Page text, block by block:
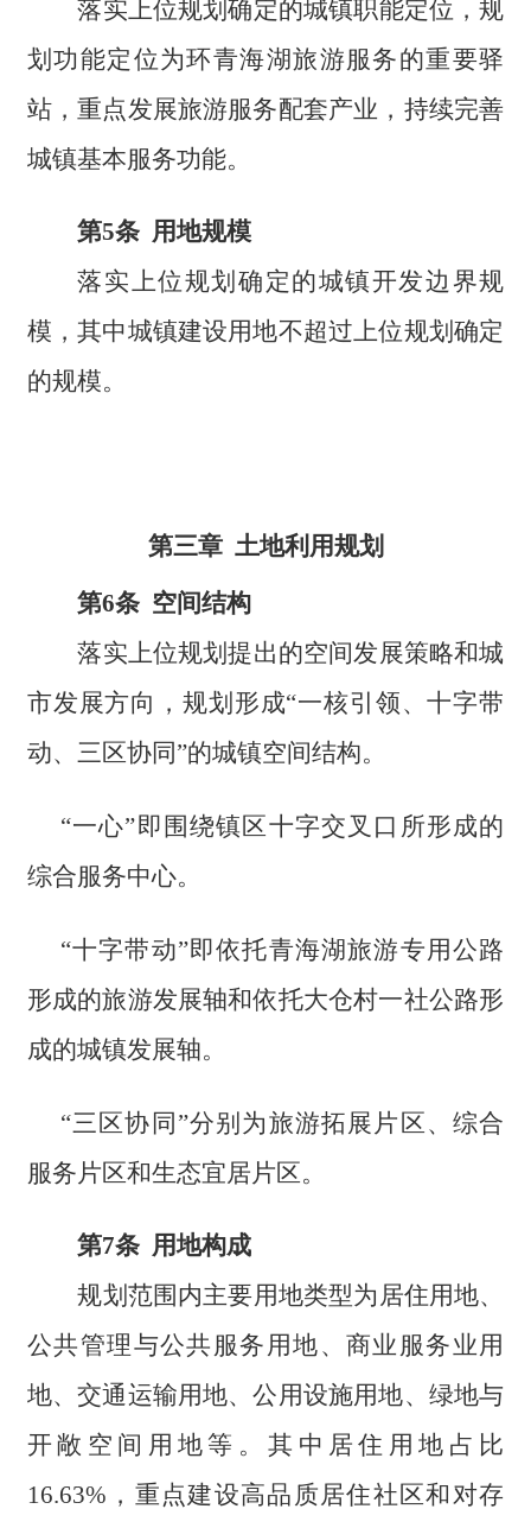
落实上位规划确定的城镇职能定位，规
划功能定位为环青海湖旅游服务的重要驿
站，重点发展旅游服务配套产业，持续完善
城镇基本服务功能。
第5条 用地规模
落实上位规划确定的城镇开发边界规
模，其中城镇建设用地不超过上位规划确定
的规模。
第三章 土地利用规划
第6条 空间结构
落实上位规划提出的空间发展策略和城
市发展方向，规划形成“一核引领、十字带
动、三区协同”的城镇空间结构。
“一心”即围绕镇区十字交叉口所形成的
综合服务中心。
“十字带动”即依托青海湖旅游专用公路
形成的旅游发展轴和依托大仓村一社公路形
成的城镇发展轴。
“三区协同”分别为旅游拓展片区、综合
服务片区和生态宜居片区。
第7条 用地构成
规划范围内主要用地类型为居住用地、
公共管理与公共服务用地、商业服务业用
地、交通运输用地、公用设施用地、绿地与
开敞空间用地等。其中居住用地占比
16.63%，重点建设高品质居住社区和对存